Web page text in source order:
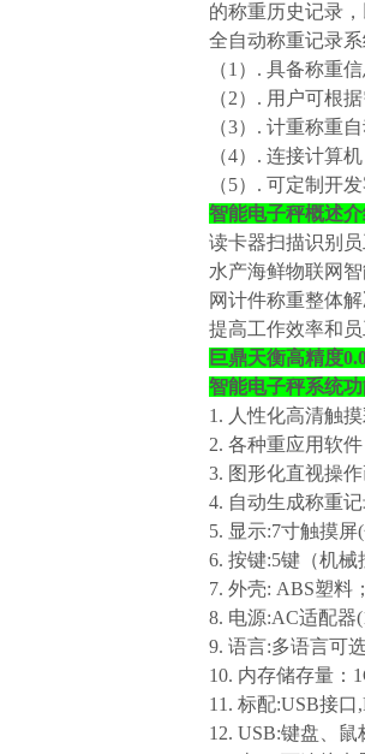
的称重历史记录
全自动称重记录
（1）. 具备称重
（2）. 用户可根
（3）. 计重称重
（4）. 连接计算
（5）. 可定制开
智能电子秤概述
读卡器扫描识别
水产海鲜物联网
网计件称重整体
提高工作效率和
巨鼎天衡高精度
智能电子秤系统
1. 人性化高清触
2. 各种重应用软
3. 图形化直视操
4. 自动生成称重
5. 显示:7寸触摸
6. 按键:5键（机
7. 外壳: ABS塑料
8. 电源:AC适配
9. 语言:多语言可
10. 内存储存量：
11. 标配:USB接口
12. USB:键盘、